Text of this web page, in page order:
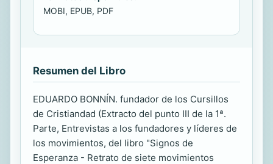
MOBI, EPUB, PDF
Resumen del Libro
EDUARDO BONNÍN. fundador de los Cursillos
de Cristiandad (Extracto del punto III de la 1ª.
Parte, Entrevistas a los fundadores y líderes de
los movimientos, del libro "Signos de
Esperanza - Retrato de siete movimientos